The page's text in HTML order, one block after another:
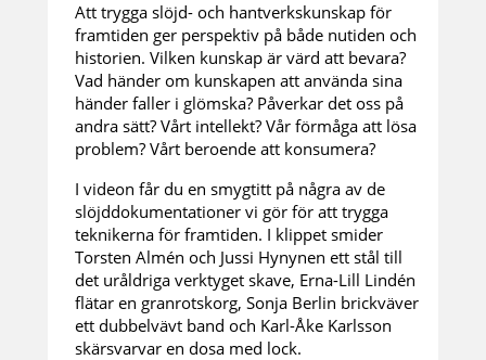
Att trygga slöjd- och hantverkskunskap för
framtiden ger perspektiv på både nutiden och
historien. Vilken kunskap är värd att bevara?
Vad händer om kunskapen att använda sina
händer faller i glömska? Påverkar det oss på
andra sätt? Vårt intellekt? Vår förmåga att lösa
problem? Vårt beroende att konsumera?
I videon får du en smygtitt på några av de
slöjddokumentationer vi gör för att trygga
teknikerna för framtiden. I klippet smider
Torsten Almén och Jussi Hynynen ett stål till
det uråldriga verktyget skave, Erna-Lill Lindén
flätar en granrotskorg, Sonja Berlin brickväver
ett dubbelvävt band och Karl-Åke Karlsson
skärsvarvar en dosa med lock.